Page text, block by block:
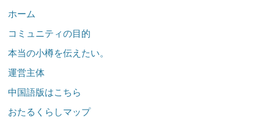
ホーム
コミュニティの目的
本当の小樽を伝えたい。
運営主体
中国語版はこちら
おたるくらしマップ